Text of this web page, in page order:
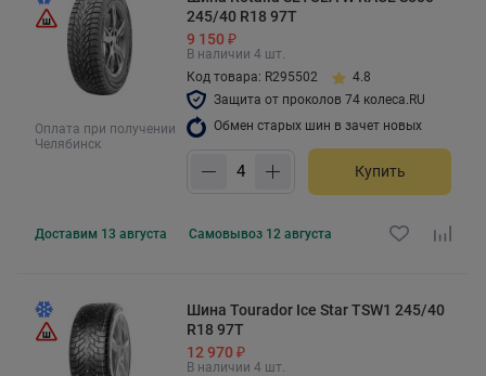
Оплата при получении
Челябинск
245/40 R18 97T
9 150 ₽
В наличии 4 шт.
Код товара: R295502
4.8
Защита от проколов 74 колеса.RU
Обмен старых шин в зачет новых
Купить
Доставим 13 августа Самовывоз 12 августа
Шина Tourador Ice Star TSW1 245/40
R18 97T
12 970 ₽
В наличии 4 шт.